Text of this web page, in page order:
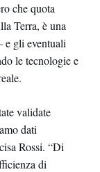
che quota
Terra, è una
e gli eventuali
le tecnologie e
validate
dati
Rossi. “Di
di